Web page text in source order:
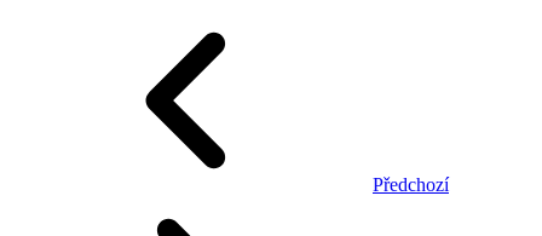
Předchozí